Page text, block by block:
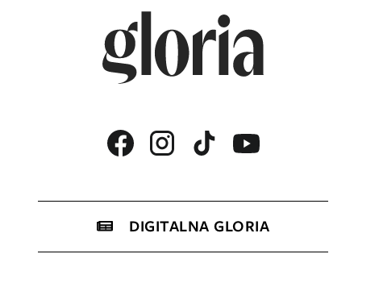
DIGITALNA GLORIA